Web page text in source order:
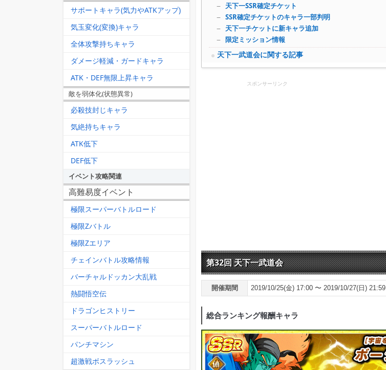
天下一SSR確定チケット
SSR確定チケットのキャラ一部判明
天下一チケットに新キャラ追加
限定ミッション情報
天下一武道会に関する記事
スポンサーリンク
第32回 天下一武道会
開催期間 2019/10/25(金) 17:00 〜 2019/10/27(日) 21:59
総合ランキング報酬キャラ
サポートキャラ(気力やATKアップ)
気玉変化(変換)キャラ
全体攻撃持ちキャラ
ダメージ軽減・ガードキャラ
ATK・DEF無限上昇キャラ
敵を弱体化(状態異常)
必殺技封じキャラ
気絶持ちキャラ
ATK低下
DEF低下
イベント攻略関連
高難易度イベント
極限スーパーバトルロード
極限Zバトル
極限Zエリア
チェインバトル攻略情報
バーチャルドッカン大乱戦
熱闘悟空伝
ドラゴンヒストリー
スーパーバトルロード
パンチマシン
超激戦ボスラッシュ